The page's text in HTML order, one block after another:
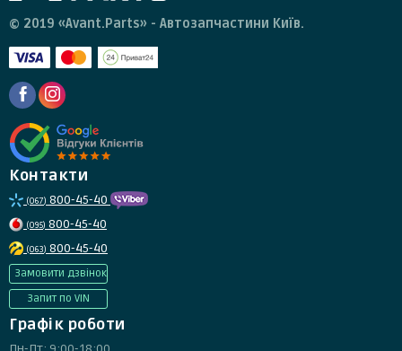
© 2019 «Avant.Parts» - Автозапчастини Київ.
Контакти
(067) 800-45-40
(095) 800-45-40
(063) 800-45-40
Замовити дзвінок
Запит по VIN
Графік роботи